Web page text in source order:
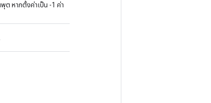
ต หากตั้งค่าเป็น -1 ค่า